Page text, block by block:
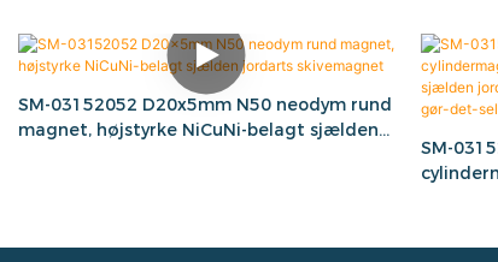
SM-03152052 D20x5mm N50 neodym rund
magnet, højstyrke NiCuNi-belagt sjælden
SM-
og